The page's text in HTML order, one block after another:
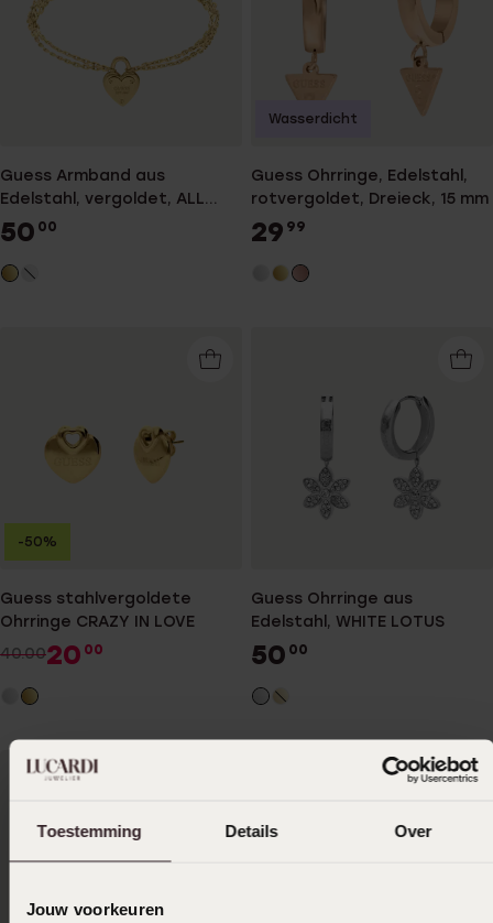
Toestemming Details Over
Jouw voorkeuren
Guess Armband aus
Edelstahl, vergoldet, ALL
YOU NEED IS LOVE
50 00
Guess Ohrringe, Edelstahl,
rotvergoldet, Dreieck, 15 mm
29 99
Wasserdicht
Guess stahlvergoldete
Ohrringe CRAZY IN LOVE
40.0020 00
-50%
Guess Ohrringe aus
Edelstahl, WHITE LOTUS
50 00